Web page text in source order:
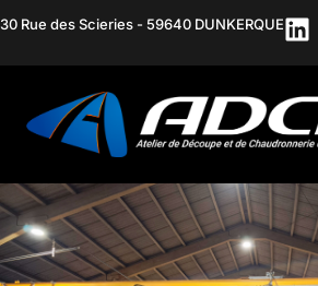
30 Rue des Scieries - 59640 DUNKERQUE